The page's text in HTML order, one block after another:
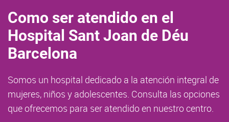
Como ser atendido en el
Hospital Sant Joan de Déu
Barcelona
Somos un hospital dedicado a la atención integral de
mujeres, niños y adolescentes. Consulta las opciones
que ofrecemos para ser atendido en nuestro centro.